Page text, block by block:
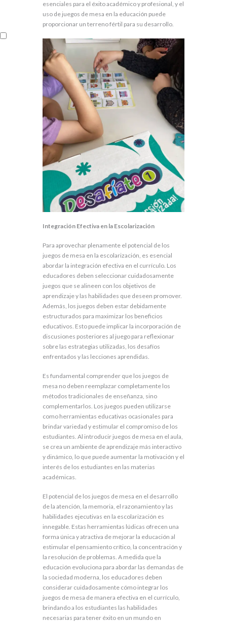
esenciales para el éxito académico y profesional, y el
uso de juegos de mesa en la educación puede
proporcionar un terreno fértil para su desarrollo.
Integración Efectiva en la Escolarización
Para aprovechar plenamente el potencial de los
juegos de mesa en la escolarización, es esencial
abordar la integración efectiva en el currículo. Los
educadores deben seleccionar cuidadosamente
juegos que se alineen con los objetivos de
aprendizaje y las habilidades que deseen promover.
Además, los juegos deben estar debidamente
estructurados para maximizar los beneficios
educativos. Esto puede implicar la incorporación de
discusiones posteriores al juego para reflexionar
sobre las estrategias utilizadas, los desafíos
enfrentados y las lecciones aprendidas.
Es fundamental comprender que los juegos de
mesa no deben reemplazar completamente los
métodos tradicionales de enseñanza, sino
complementarlos. Los juegos pueden utilizarse
como herramientas educativas ocasionales para
brindar variedad y estimular el compromiso de los
estudiantes. Al introducir juegos de mesa en el aula,
se crea un ambiente de aprendizaje más interactivo
y dinámico, lo que puede aumentar la motivación y el
interés de los estudiantes en las materias
académicas.
El potencial de los juegos de mesa en el desarrollo
de la atención, la memoria, el razonamiento y las
habilidades ejecutivas en la escolarización es
innegable. Estas herramientas lúdicas ofrecen una
forma única y atractiva de mejorar la educación al
estimular el pensamiento crítico, la concentración y
la resolución de problemas. A medida que la
educación evoluciona para abordar las demandas de
la sociedad moderna, los educadores deben
considerar cuidadosamente cómo integrar los
juegos de mesa de manera efectiva en el currículo,
brindando a los estudiantes las habilidades
necesarias para tener éxito en un mundo en